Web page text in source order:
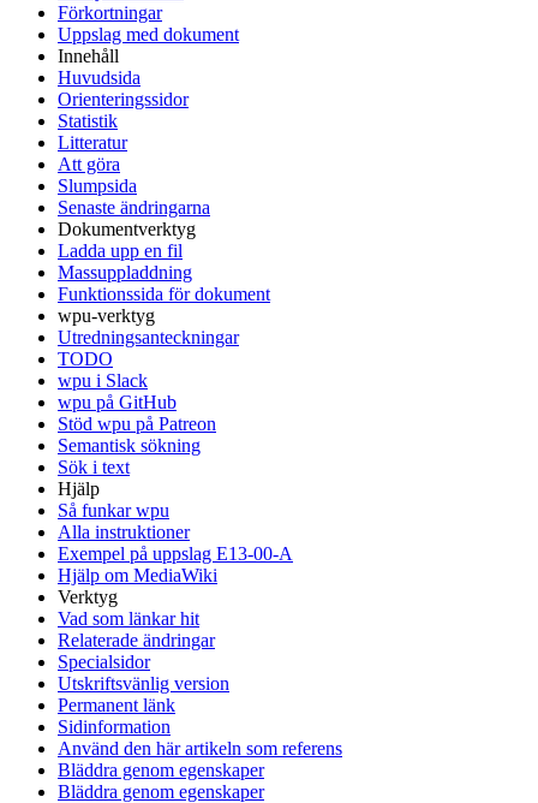
Förkortningar
Uppslag med dokument
Innehåll
Huvudsida
Orienteringssidor
Statistik
Litteratur
Att göra
Slumpsida
Senaste ändringarna
Dokumentverktyg
Ladda upp en fil
Massuppladdning
Funktionssida för dokument
wpu-verktyg
Utredningsanteckningar
TODO
wpu i Slack
wpu på GitHub
Stöd wpu på Patreon
Semantisk sökning
Sök i text
Hjälp
Så funkar wpu
Alla instruktioner
Exempel på uppslag E13-00-A
Hjälp om MediaWiki
Verktyg
Vad som länkar hit
Relaterade ändringar
Specialsidor
Utskriftsvänlig version
Permanent länk
Sidinformation
Använd den här artikeln som referens
Bläddra genom egenskaper
Bläddra genom egenskaper